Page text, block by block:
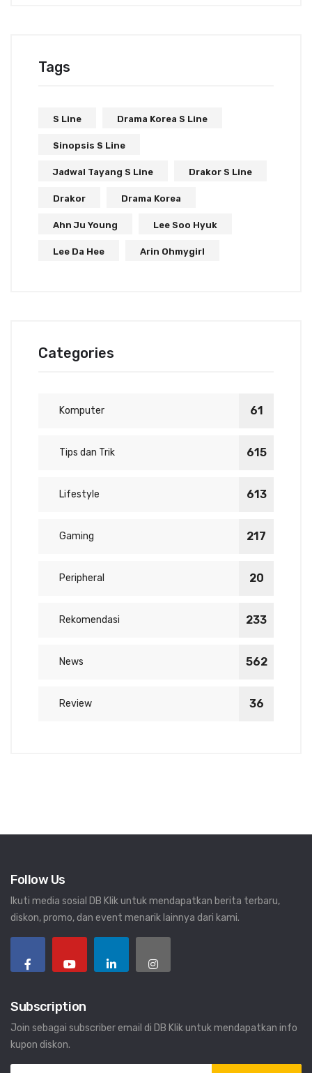
Tags
S Line Drama Korea S Line
Sinopsis S Line
Jadwal Tayang S Line Drakor S Line
Drakor Drama Korea
Ahn Ju Young Lee Soo Hyuk
Lee Da Hee Arin Ohmygirl
Categories
Komputer 61
Tips dan Trik 615
Lifestyle 613
Gaming 217
Peripheral 20
Rekomendasi 233
News 562
Review 36
Follow Us
Ikuti media sosial DB Klik untuk mendapatkan berita terbaru,
diskon, promo, dan event menarik lainnya dari kami.
Subscription
Join sebagai subscriber email di DB Klik untuk mendapatkan info
kupon diskon.